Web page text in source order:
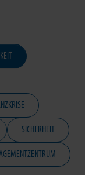
SICHERHEIT